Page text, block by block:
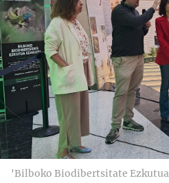
'Bilboko Biodibertsitate